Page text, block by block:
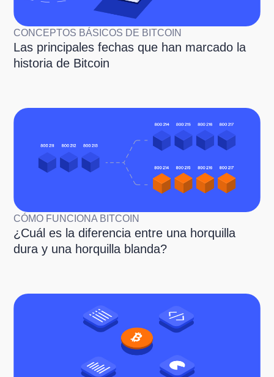
CONCEPTOS BÁSICOS DE BITCOIN
Las principales fechas que han marcado la
historia de Bitcoin
CÓMO FUNCIONA BITCOIN
¿Cuál es la diferencia entre una horquilla
dura y una horquilla blanda?